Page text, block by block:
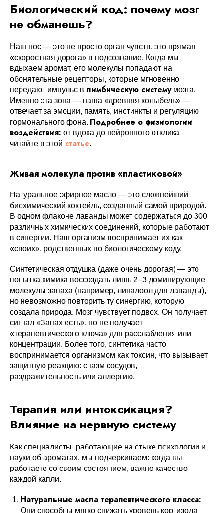
Биологический код: почему мозг
не обманешь?
Наш нос — это не просто орган чувств, это прямая
«скоростная дорога» в подсознание. Когда мы
вдыхаем аромат, его молекулы попадают на
обонятельные рецепторы, которые мгновенно
передают импульс в лимбическую системумозга.
Именно эта зона — наша «древняя колыбель» —
отвечает за эмоции, память, инстинкты и регуляцию
гормонального фона. Подробнее о физиологии
воздействия: от вдоха до нейронного отклика
читайте в этой статье.
Живая молекула против «пластиковой»
Натуральное эфирное масло — это сложнейший
биохимический коктейль, созданный самой природой.
В одном флаконе лаванды может содержаться до 300
различных химических соединений, которые работают
в синергии. Наш организм воспринимает их как
«своих», родственных по биологическому коду.
Синтетическая отдушка (даже очень дорогая) — это
попытка химика воссоздать лишь 2–3 доминирующие
молекулы запаха (например, линалоол для лаванды),
но невозможно повторить ту синергию, которую
создала природа. Мозг чувствует подвох. Он получает
сигнал «Запах есть», но не получает
«терапевтического ключа» для расслабления или
концентрации. Более того, синтетика часто
воспринимается организмом как токсин, что вызывает
защитную реакцию: спазм сосудов,
раздражительность или аллергию.
Терапия или интоксикация?
Влияние на нервную систему
Как специалисты, работающие на стыке психологии и
науки об ароматах, мы подчеркиваем: когда вы
работаете со своим состоянием, важно качество
каждой капли.
Натуральные масла терапевтического класса:
Они способны мягко снижать уровень кортизола